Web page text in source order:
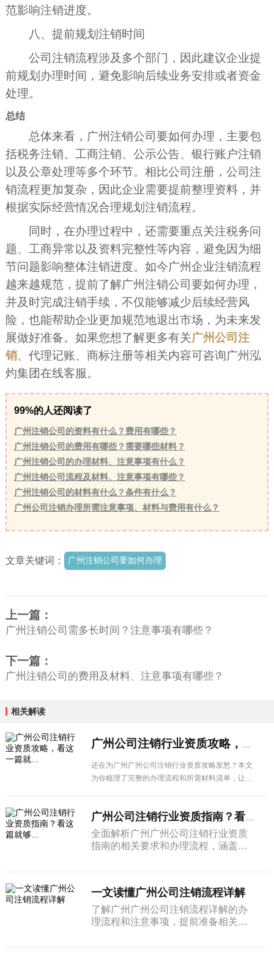
范影响注销进度。
八、提前规划注销时间
公司注销流程涉及多个部门，因此建议企业提
前规划办理时间，避免影响后续业务安排或者资金
处理。
总结
总体来看，广州注销公司要如何办理，主要包
括税务注销、工商注销、公示公告、银行账户注销
以及公章处理等多个环节。相比公司注册，公司注
销流程更加复杂，因此企业需要提前整理资料，并
根据实际经营情况合理规划注销流程。
同时，在办理过程中，还需要重点关注税务问
题、工商异常以及资料完整性等内容，避免因为细
节问题影响整体注销进度。如今广州企业注销流程
越来越规范，提前了解广州注销公司要如何办理，
并及时完成注销手续，不仅能够减少后续经营风
险，也能帮助企业更加规范地退出市场，为未来发
展做好准备。如果您想了解更多有关广州公司注
销、代理记账、商标注册等相关内容可咨询广州泓
灼集团在线客服。
99%的人还阅读了
广州注销公司的资料有什么？费用有哪些？
广州注销公司的费用有哪些？需要哪些材料？
广州注销公司的办理材料、注意事项有什么？
广州注销公司流程及材料、注意事项有哪些？
广州注销公司的材料有什么？条件有什么？
广州公司注销办理所需注意事项、材料与费用有什么？
文章关键词： 广州注销公司要如何办理
上一篇：
广州注销公司需多长时间？注意事项有哪些？
下一篇：
广州注销公司的费用及材料、注意事项有哪些？
相关解读
还在为广州广州公司注销行业资质攻略发愁？本文
为你梳理了完整的办理流程和所需材料清单，让企
广州公司注销行业资质指南？看这篇就够...
全面解析广州广州公司注销行业资质
指南的相关要求和办理流程，涵盖申
一文读懂广州公司注销流程详解
了解广州广州公司注销流程详解的办
理流程和注意事项，提前准备相关材